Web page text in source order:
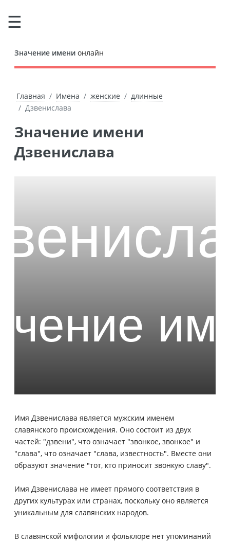
Значение имени онлайн
Главная Имена женские
длинные
Дзвенислава
Значение имени
Дзвенислава
Имя Дзвенислава является мужским именем
славянского происхождения. Оно состоит из двух
частей: "дзвени", что означает "звонкое, звонкое" и
"слава", что означает "слава, известность". Вместе они
образуют значение "тот, кто приносит звонкую славу".
Имя Дзвенислава не имеет прямого соответствия в
других культурах или странах, поскольку оно является
уникальным для славянских народов.
В славянской мифологии и фольклоре нет упоминаний